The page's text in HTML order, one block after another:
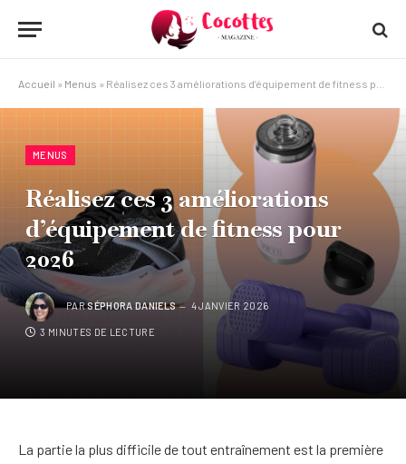
Accueil » Menus » Réalisez ces 3 améliorations d’équipement de fitness pour 2026
MENUS
Réalisez ces 3 améliorations
d’équipement de fitness pour
2026
PARSÉPHORA DANIELS 4 JANVIER 2026
3 MINUTES DE LECTURE
La partie la plus difficile de tout entraînement est la première